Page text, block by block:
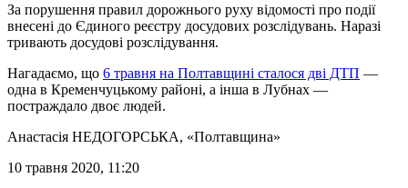
За порушення правил дорожнього руху відомості про події
внесені до Єдиного реєстру досудових розслідувань. Наразі
тривають досудові розслідування.
Нагадаємо, що 6 травня на Полтавщині сталося дві ДТП —
одна в Кременчуцькому районі, а інша в Лубнах —
постраждало двоє людей.
Анастасія НЕДОГОРСЬКА, «Полтавщина»
10 травня 2020, 11:20